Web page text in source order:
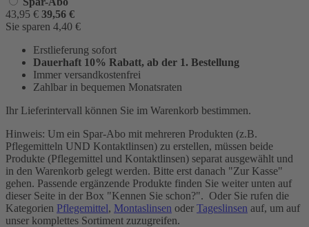
43,95 € 39,56 €
Sie sparen 4,40 €
Erstlieferung sofort
Dauerhaft 10% Rabatt, ab der 1. Bestellung
Immer versandkostenfrei
Zahlbar in bequemen Monatsraten
Ihr Lieferintervall können Sie im Warenkorb bestimmen.
Hinweis: Um ein Spar-Abo mit mehreren Produkten (z.B.
Pflegemitteln UND Kontaktlinsen) zu erstellen, müssen beide
Produkte (Pflegemittel und Kontaktlinsen) separat ausgewählt und
in den Warenkorb gelegt werden. Bitte erst danach "Zur Kasse"
gehen. Passende ergänzende Produkte finden Sie weiter unten auf
dieser Seite in der Box "Kennen Sie schon?". Oder Sie rufen die
Kategorien Pflegemittel, Montaslinsen oder Tageslinsen auf, um auf
unser komplettes Sortiment zuzugreifen.